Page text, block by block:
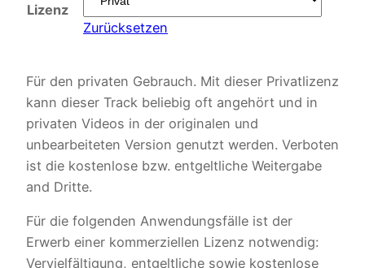
Lizenz
Zurücksetzen
Für den privaten Gebrauch. Mit dieser Privatlizenz
kann dieser Track beliebig oft angehört und in
privaten Videos in der originalen und
unbearbeiteten Version genutzt werden. Verboten
ist die kostenlose bzw. entgeltliche Weitergabe
and Dritte.
Für die folgenden Anwendungsfälle ist der
Erwerb einer kommerziellen Lizenz notwendig:
Vervielfältigung, entgeltliche sowie kostenlose